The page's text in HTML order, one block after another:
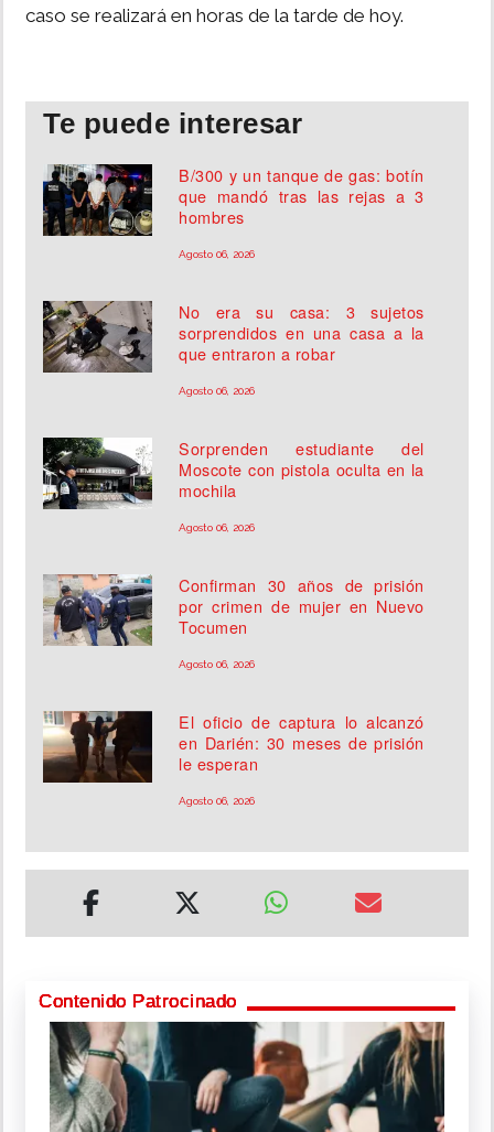
caso se realizará en horas de la tarde de hoy.
Te puede interesar
B/300 y un tanque de gas: botín
que mandó tras las rejas a 3
hombres
Agosto 06, 2026
No era su casa: 3 sujetos
sorprendidos en una casa a la
que entraron a robar
Agosto 06, 2026
Sorprenden estudiante del
Moscote con pistola oculta en la
mochila
Agosto 06, 2026
Confirman 30 años de prisión
por crimen de mujer en Nuevo
Tocumen
Agosto 06, 2026
El oficio de captura lo alcanzó
en Darién: 30 meses de prisión
le esperan
Agosto 06, 2026
Contenido Patrocinado